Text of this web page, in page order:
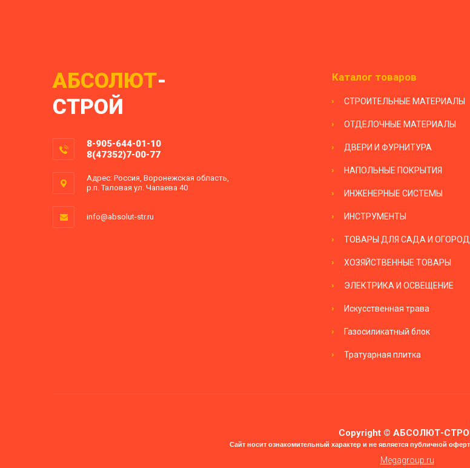
АБСОЛЮТ-
СТРОЙ
8-905-644-01-10
8(47352)7-00-77
Адрес: Россия, Воронежская область,
р.п. Таловая ул. Чапаева 40
info@absolut-str.ru
Каталог товаров
СТРОИТЕЛЬНЫЕ МАТЕРИАЛЫ
ОТДЕЛОЧНЫЕ МАТЕРИАЛЫ
ДВЕРИ И ФУРНИТУРА
НАПОЛЬНЫЕ ПОКРЫТИЯ
ИНЖЕНЕРНЫЕ СИСТЕМЫ
ИНСТРУМЕНТЫ
ТОВАРЫ ДЛЯ САДА И
ХОЗЯЙСТВЕННЫЕ ТОВАРЫ
ЭЛЕКТРИКА И ОСВЕЩЕНИЕ
Искусственная трава
Газосиликатный блок
Тратуарная плитка
Copyright © АБСОЛЮТ-
Сайт носит ознакомительный характер и не является публичной
Megagroup.ru